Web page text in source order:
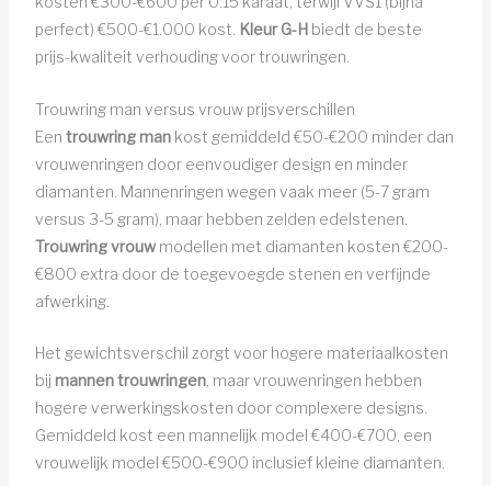
perfect) €500-€1.000 kost. Kleur G-Hbiedt de beste
prijs-kwaliteit verhouding voor trouwringen.
Trouwring man versus vrouw prijsverschillen
Een trouwring mankost gemiddeld €50-€200 minder dan
vrouwenringen door eenvoudiger design en minder
diamanten. Mannenringen wegen vaak meer (5-7 gram
versus 3-5 gram), maar hebben zelden edelstenen.
Trouwring vrouwmodellen met diamanten kosten €200-
€800 extra door de toegevoegde stenen en verfijnde
afwerking.
Het gewichtsverschil zorgt voor hogere materiaalkosten
bij mannen trouwringen, maar vrouwenringen hebben
hogere verwerkingskosten door complexere designs.
Gemiddeld kost een mannelijk model €400-€700, een
vrouwelijk model €500-€900 inclusief kleine diamanten.